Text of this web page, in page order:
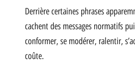
Derrière certaines phrases
cachent des messages normatifs
conformer, se modérer, ralentir,
coûte.